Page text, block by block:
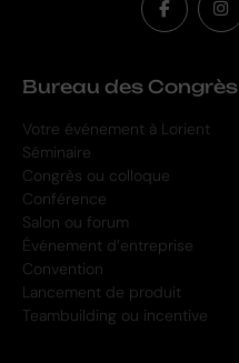
Bureau des Congrès
Votre événement à Lorient
Séminaire
Congrès ou colloque
Conférence
Salon ou forum
Événement d’entreprise
Convention
Lancement de produit
Teambuilding ou incentive